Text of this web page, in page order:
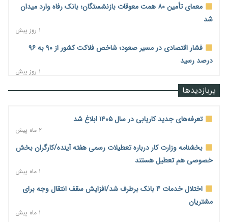
معمای تأمین ۸۰ همت معوقات بازنشستگان؛ بانک رفاه وارد میدان
شد
۱ روز پیش
فشار اقتصادی در مسیر صعود؛ شاخص فلاکت کشور از ۹۰ به ۹۶
درصد رسید
۱ روز پیش
رشد ۷۵ هزار میلیاردی بازار خرید اعتباری؛ فین‌تک‌ها وارد میدان
آغاز اجرای پایلوت «ردا کارت» برای دانشجویان تحصیلات تکمیلی
۱ روز پیش
محدودیت تازه برای شبکه بانکی؛ افزایش سپرده قانونی با هدف
کنترل تورم
۱ روز پیش
پربازدیدها
تعرفه‌های جدید کاریابی در سال ۱۴۰۵ ابلاغ شد
۲ ماه پیش
بخشنامه وزارت کار درباره تعطیلات رسمی هفته آینده/کارگران بخش
خصوصی هم تعطیل هستند
۱ ماه پیش
اختلال خدمات ۴ بانک برطرف شد/افزایش سقف انتقال وجه برای
مشتریان
۱ ماه پیش